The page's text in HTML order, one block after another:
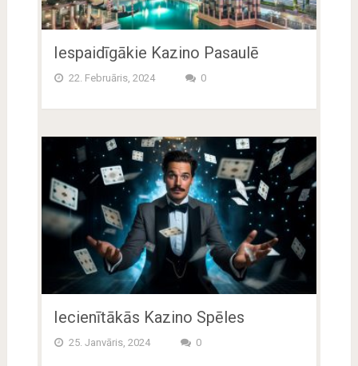
Iespaidīgākie Kazino Pasaulē
22. Februāris, 2024 0
Iecienītākās Kazino Spēles
25. Janvāris, 2024 0